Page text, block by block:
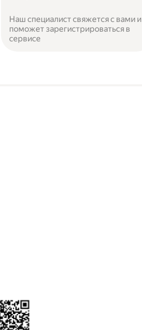
Наш специалист свяжется с вами и
поможет зарегистрироваться в
сервисе